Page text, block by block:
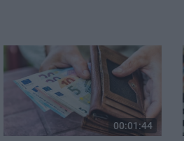
00:01:44